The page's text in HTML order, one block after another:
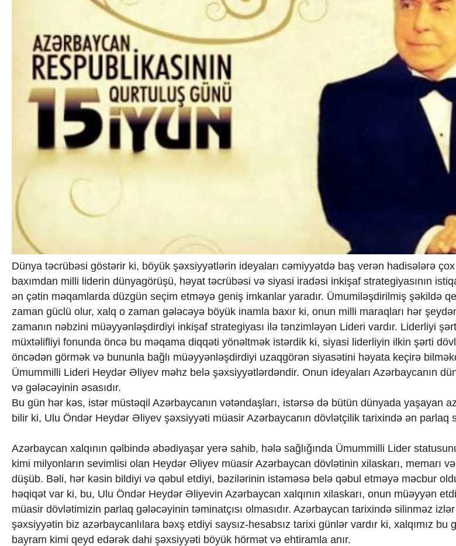
Dünya təcrübəsi göstərir ki, böyük şəxsiyyətlərin ideyaları cəmiyyətdə baş verən hadisələrə
baxımdan milli liderin dünyagörüşü, həyat təcrübəsi və siyasi iradəsi inkişaf strategiyasının
ən çətin məqamlarda düzgün seçim etməyə geniş imkanlar yaradır. Ümumiləşdirilmiş şəkildə
zaman güclü olur, xalq o zaman gələcəyə böyük inamla baxır ki, onun milli maraqları hər
zamanın nəbzini müəyyənləşdirdiyi inkişaf strategiyası ilə tənzimləyən Lideri vardır. Liderliyi
müxtəlifliyi fonunda öncə bu məqama diqqəti yönəltmək istərdik ki, siyasi liderliyin ilkin şərti
öncədən görmək və bununla bağlı müəyyənləşdirdiyi uzaqgörən siyasətini həyata keçirə
Ümummilli Lideri Heydər Əliyev məhz belə şəxsiyyətlərdəndir. Onun ideyaları Azərbaycanın
və gələcəyinin əsasıdır.
Bu gün hər kəs, istər müstəqil Azərbaycanın vətəndaşları, istərsə də bütün dünyada yaşayan
bilir ki, Ulu Öndər Heydər Əliyev şəxsiyyəti müasir Azərbaycanın dövlətçilik tarixində ən parlaq
Azərbaycan xalqının qəlbində əbədiyaşar yerə sahib, hələ sağlığında Ümummilli Lider
kimi milyonların sevimlisi olan Heydər Əliyev müasir Azərbaycan dövlətinin xilaskarı, memarı
düşüb. Bəli, hər kəsin bildiyi və qəbul etdiyi, bəzilərinin istəməsə belə qəbul etməyə məcbur
həqiqət var ki, bu, Ulu Öndər Heydər Əliyevin Azərbaycan xalqının xilaskarı, onun müəyyən
müasir dövlətimizin parlaq gələcəyinin təminatçısı olmasıdır. Azərbaycan tarixində silinməz
şəxsiyyətin biz azərbaycanlılara bəxş etdiyi saysız-hesabsız tarixi günlər vardır ki, xalqımız bu
bayram kimi qeyd edərək dahi şəxsiyyəti böyük hörmət və ehtiramla anır.